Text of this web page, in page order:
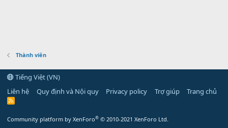
Thành viên
Tiếng Việt (VN)
Liên hệ
Quy định và Nội quy Privacy policy Trợ giúp Trang chủ
R
Community platform by XenForo® © 2010-2021 XenForo Ltd.